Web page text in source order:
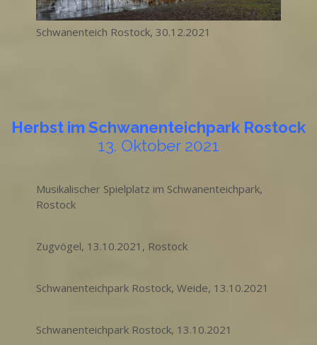
Schwanenteich Rostock, 30.12.2021
Herbst im Schwanenteichpark Rostock
13. Oktober 2021
Musikalischer Spielplatz im Schwanenteichpark,
Rostock
Zugvögel, 13.10.2021, Rostock
Schwanenteichpark Rostock, Weide, 13.10.2021
Schwanenteichpark Rostock, 13.10.2021